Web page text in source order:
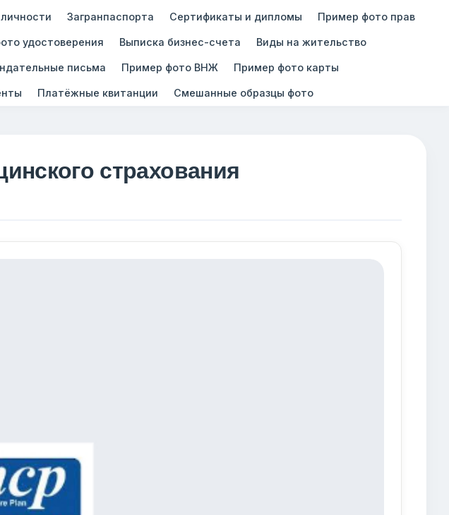
Загранпаспорта Сертификаты и дипломы Пример фото прав
удостоверения Выписка бизнес-счета Виды на жительство
письма Пример фото ВНЖ Пример фото карты
Платёжные квитанции Смешанные образцы фото
страхования